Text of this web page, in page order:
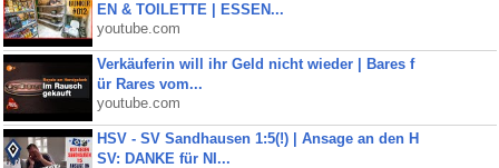
EN & TOILETTE | ESSEN...
youtube.com
Verkäuferin will ihr Geld nicht wieder | Bares f
ür Rares vom...
youtube.com
HSV - SV Sandhausen 1:5(!) | Ansage an den H
SV: DANKE für NI...